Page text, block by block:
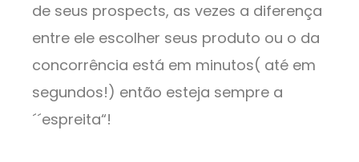
de seus prospects, as vezes a diferença
entre ele escolher seus produto ou o da
concorrência está em minutos( até em
segundos!) então esteja sempre a
´´espreita“!